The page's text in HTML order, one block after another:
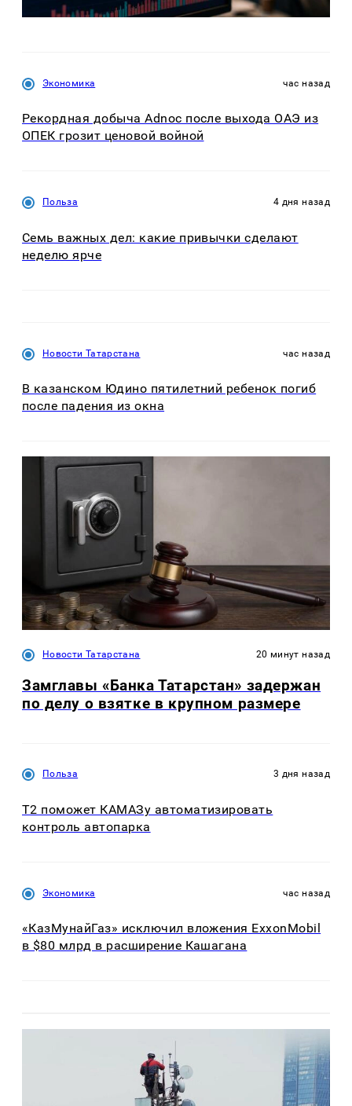
Экономика час назад
Рекордная добыча Adnoc после выхода ОАЭ из
ОПЕК грозит ценовой войной
Польза 4 дня назад
Семь важных дел: какие привычки сделают
неделю ярче
Новости Татарстана час назад
В казанском Юдино пятилетний ребенок погиб
после падения из окна
Новости Татарстана 20 минут назад
Замглавы «Банка Татарстан» задержан
по делу о взятке в крупном размере
Польза 3 дня назад
T2 поможет КАМАЗу автоматизировать
контроль автопарка
Экономика час назад
«КазМунайГаз» исключил вложения ExxonMobil
в $80 млрд в расширение Кашагана